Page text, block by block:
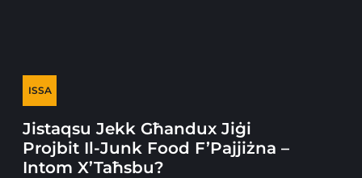
ISSA
Jistaqsu Jekk Għandux Jiġi
Projbit Il-Junk Food F’Pajjiżna –
Intom X’Taħsbu?